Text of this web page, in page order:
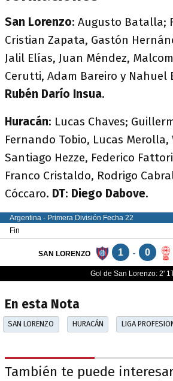
San Lorenzo: Augusto Batalla;
Cristian Zapata, Gastón
Jalil Elías, Juan Méndez,
Cerutti, Adam Bareiro y Nahuel
Rubén Darío Insua.
Huracán: Lucas Chaves;
Fernando Tobio, Lucas Merolla,
Santiago Hezze, Federico
Franco Cristaldo, Rodrigo
Cóccaro. DT: Diego Dabove.
En esta Nota
SAN LORENZO HURACÁN LIGA
También te puede